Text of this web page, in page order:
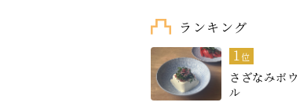
ランキング
1位
さざなみボウ
ル